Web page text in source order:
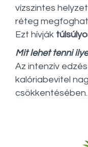
vízszintes
réteg
Ezt hívják
Mit lehet tenni
Az intenzív
kalóriabevitel
csökkentésében.